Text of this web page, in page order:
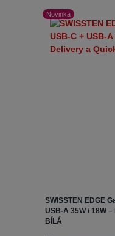
Novinka
SWISSTEN EDGE
USB-A 35W / 18W
BÍLÁ